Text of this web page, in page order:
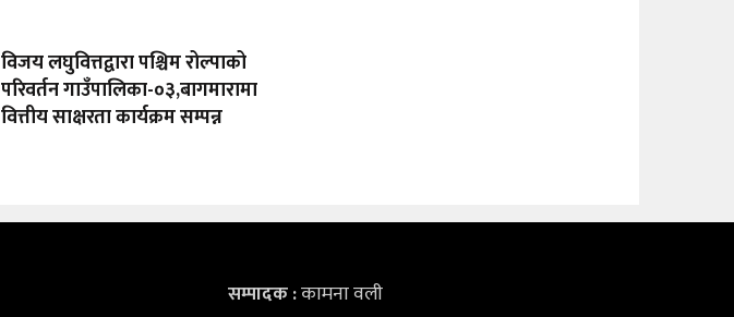
विजय लघुवित्तद्वारा पश्चिम रोल्पाको
परिवर्तन गाउँपालिका-०३,बागमारामा
वित्तीय साक्षरता कार्यक्रम सम्पन्न
सम्पादक :कामना वली